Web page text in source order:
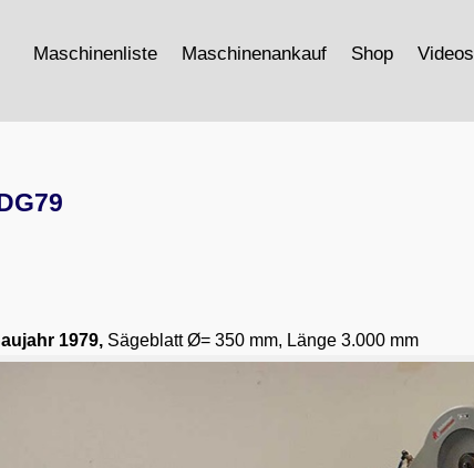
Maschinenliste Maschinenankauf Shop Videos
1979, Sägeblatt Ø= 350 mm, Länge 3.000 mm